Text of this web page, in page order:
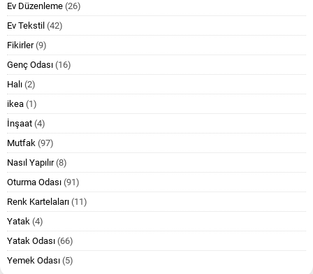
Ev Düzenleme (26)
Ev Tekstil (42)
Fikirler(9)
Genç Odası (16)
Halı (2)
ikea (1)
İnşaat (4)
Mutfak (97)
Nasıl Yapılır(8)
Oturma Odası (91)
Renk Kartelaları (11)
Yatak (4)
Yatak Odası (66)
Yemek Odası (5)